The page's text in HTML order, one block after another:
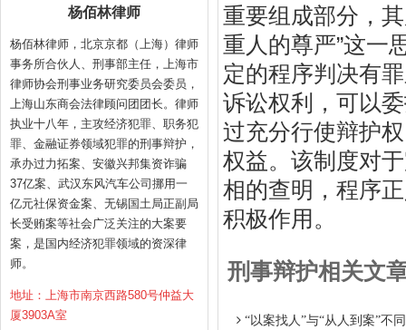
杨佰林律师
杨佰林律师，北京京都（上海）律师
事务所合伙人、刑事部主任，上海市
律师协会刑事业务研究委员会委员，
上海山东商会法律顾问团团长。律师
执业十八年，主攻经济犯罪、职务犯
罪、金融证券领域犯罪的刑事辩护，
承办过力拓案、安徽兴邦集资诈骗
37亿案、武汉东风汽车公司挪用一
亿元社保资金案、无锡国土局正副局
长受贿案等社会广泛关注的大案要
案，是国内经济犯罪领域的资深律
师。
地址：上海市南京西路580号仲益大
厦3903A室
重要组成部分，
重人的尊严”这一
定的程序判决有
诉讼权利，可以
过充分行使辩护
权益。该制度对
相的查明，程序
积极作用。
刑事辩护相关文
“以案找人”与“从人到案”不